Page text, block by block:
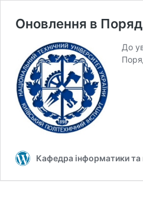
Оновлення в
До
Кафедра інформатики та